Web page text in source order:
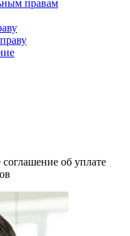
правам
об уплате